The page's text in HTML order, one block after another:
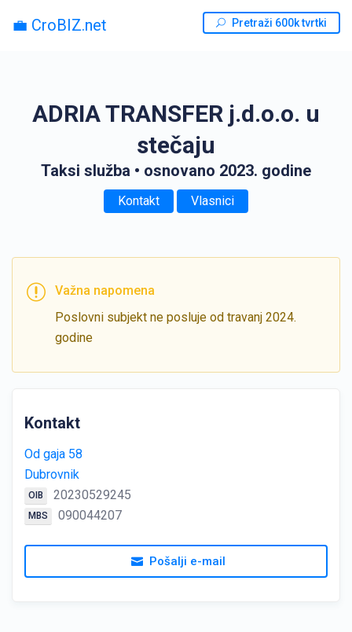
💼 CroBIZ.net Pretraži 600k tvrtki
ADRIA TRANSFER j.d.o.o. u
stečaju
Taksi služba • osnovano 2023. godine
Kontakt Vlasnici
Važna napomena
Poslovni subjekt ne posluje od travanj 2024.
godine
Kontakt
Od gaja 58
Dubrovnik
OIB 20230529245
MBS 090044207
Pošalji e-mail